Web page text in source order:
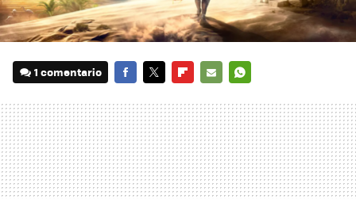
1 comentario
MAIL